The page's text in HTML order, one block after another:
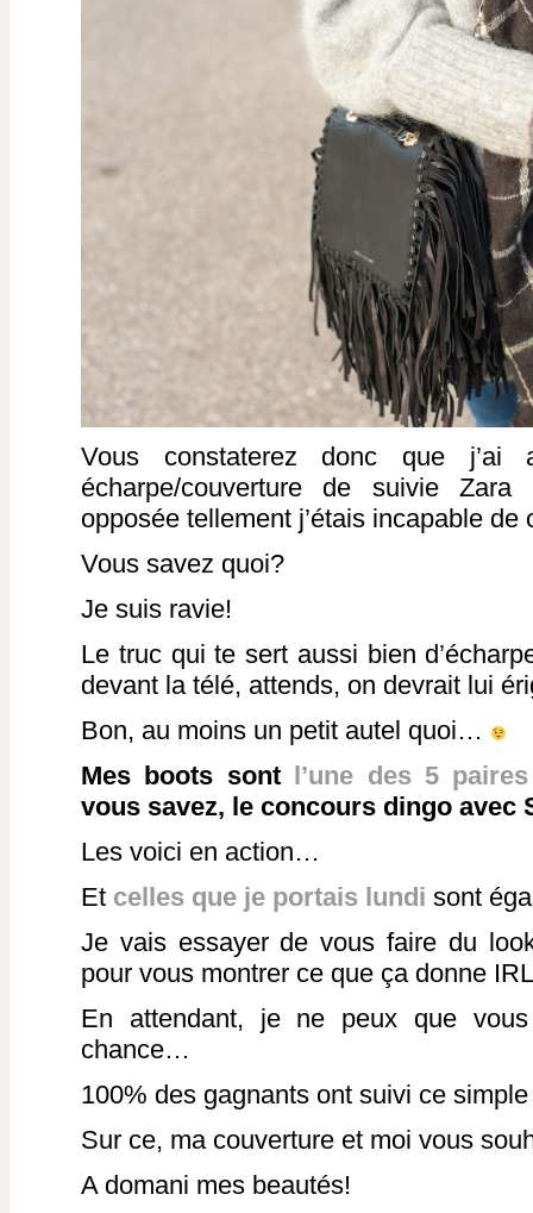
Vous constaterez donc que j’ai
écharpe/couverture de suivie
opposée tellement j’étais incapable
Vous savez quoi?
Je suis ravie!
Le truc qui te sert aussi bien
devant la télé, attends, on devrait lui
Bon, au moins un petit autel quoi…
Mes boots sont l’une des 5
vous savez, le concours dingo avec
Les voici en action…
Et celles que je portais lundi sont
Je vais essayer de vous faire du
pour vous montrer ce que ça donne
En attendant, je ne peux que
chance…
100% des gagnants ont suivi ce
Sur ce, ma couverture et moi vous
A domani mes beautés!